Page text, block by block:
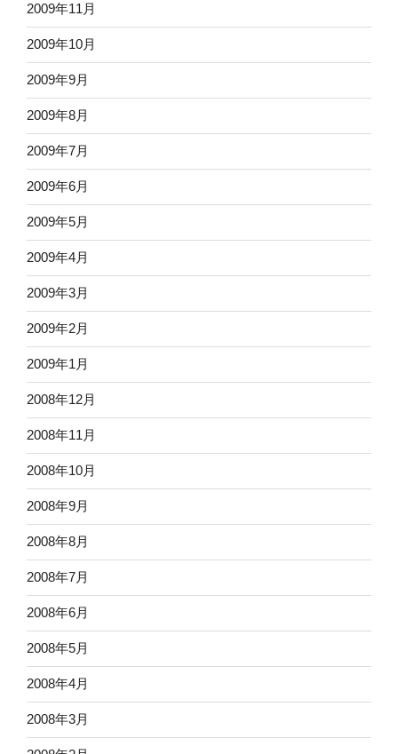
2009年11月
2009年10月
2009年9月
2009年8月
2009年7月
2009年6月
2009年5月
2009年4月
2009年3月
2009年2月
2009年1月
2008年12月
2008年11月
2008年10月
2008年9月
2008年8月
2008年7月
2008年6月
2008年5月
2008年4月
2008年3月